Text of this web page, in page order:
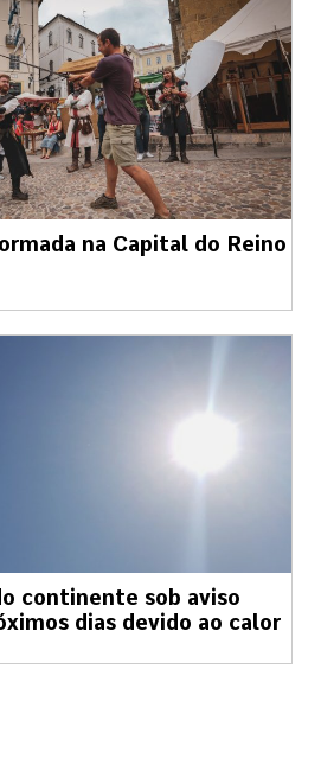
na Capital do Reino
continente sob aviso
dias devido ao calor